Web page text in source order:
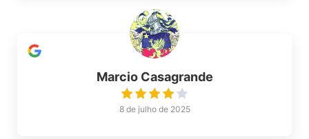
Marcio Casagrande
8 de julho de 2025